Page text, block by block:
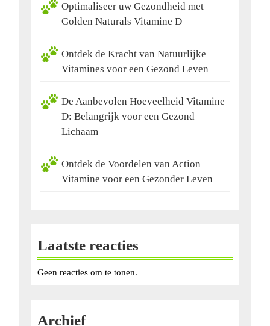
Optimaliseer uw Gezondheid met
Golden Naturals Vitamine D
Ontdek de Kracht van Natuurlijke
Vitamines voor een Gezond Leven
De Aanbevolen Hoeveelheid Vitamine
D: Belangrijk voor een Gezond
Lichaam
Ontdek de Voordelen van Action
Vitamine voor een Gezonder Leven
Laatste reacties
Geen reacties om te tonen.
Archief